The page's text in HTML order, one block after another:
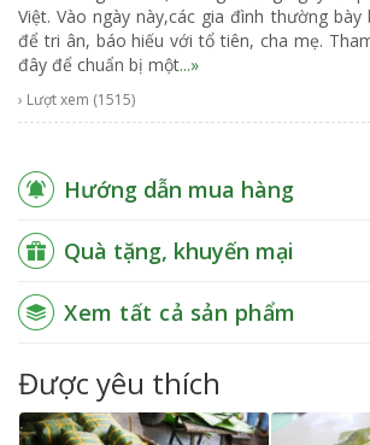
Việt. Vào ngày này,các gia đình thường
để tri ân, báo hiếu với tổ tiên, cha mẹ.
đây để chuẩn bị một...»
› Lượt xem (1515)
Hướng dẫn mua hàng
Quà tặng, khuyến mại
Xem tất cả sản phẩm
Được yêu thích